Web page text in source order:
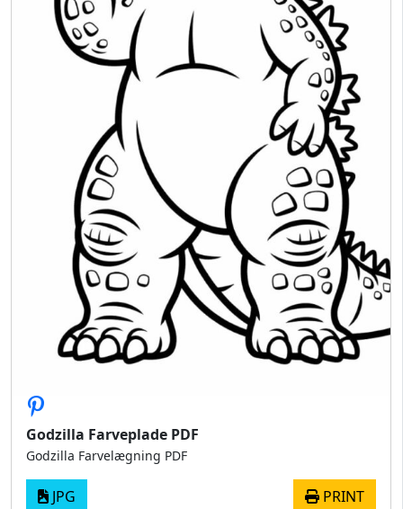
Godzilla Farveplade PDF
Godzilla Farvelægning PDF
JPG PRINT